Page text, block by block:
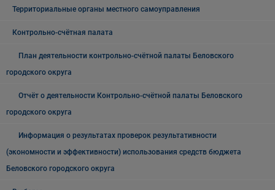
Территориальные органы местного самоуправления
Контрольно-счётная палата
План деятельности контрольно-счётной палаты Беловского
городского округа
Отчёт о деятельности Контрольно-счётной палаты Беловского
городского округа
Информация о результатах проверок результативности
(экономности и эффективности) использования средств бюджета
Беловского городского округа